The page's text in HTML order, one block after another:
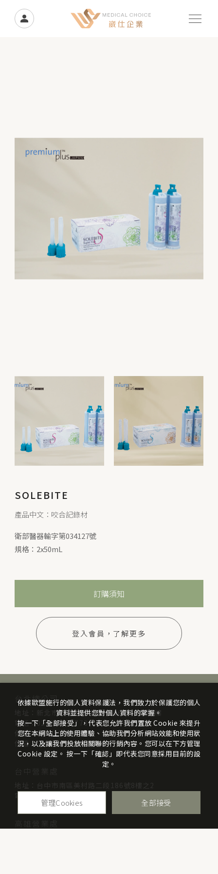
SOLEBITE
產品中文：咬合記錄材
衛部醫器輸字第034127號
規格：2x50mL
訂購須知
登入會員，了解更多
台北總公司
地址：新北市三重區光復路一段61巷26號7樓
電話：02-2999-7778
傳真：02-2999-9895
信箱：info@mcsists.com
依據歐盟施行的個人資料保護法，我們致力於保護您的個人
資料並提供您對個人資料的掌握。
按一下「全部接受」，代表您允許我們置放 Cookie 來提升
您在本網站上的使用體驗、協助我們分析網站效能和使用狀
況，以及讓我們投放相關聯的行銷內容。您可以在下方管理
Cookie 設定。 按一下「確認」即代表您同意採用目前的設
定。
管理Cookies 全部接受